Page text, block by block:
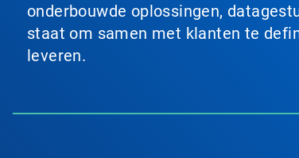
onderbouwde oplossingen,
staat om samen met klanten te
leveren.